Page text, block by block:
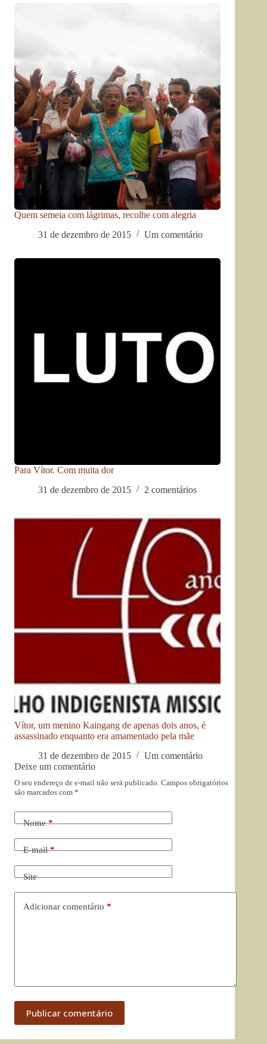
Quem semeia com lágrimas, recolhe com alegria
31 de dezembro de 2015
Um comentário
Para Vítor. Com muita dor
31 de dezembro de 2015
2 comentários
Vítor, um menino Kaingang de apenas dois anos, é
assassinado enquanto era amamentado pela mãe
31 de dezembro de 2015
Um comentário
Deixe um comentário
O seu endereço de e-mail não será publicado. Campos obrigatórios
são marcados com *
Nome*
E-mail*
Site
Adicionar comentário *
Publicar comentário